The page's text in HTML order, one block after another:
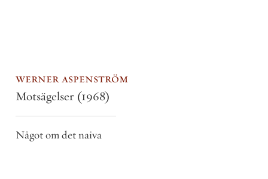
werner aspenström
Motsägelser (1968)
Något om det naiva